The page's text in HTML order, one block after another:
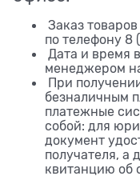
Заказ
по телефону 8
Дата и время
менеджером
При
безналичным
платежные
собой: для
документ
получателя, а
квитанцию об